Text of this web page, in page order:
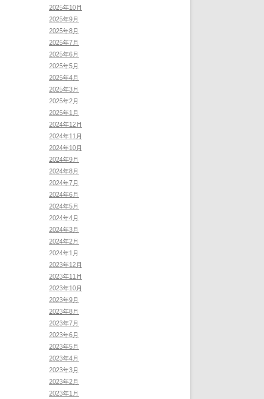
2025年10月
2025年9月
2025年8月
2025年7月
2025年6月
2025年5月
2025年4月
2025年3月
2025年2月
2025年1月
2024年12月
2024年11月
2024年10月
2024年9月
2024年8月
2024年7月
2024年6月
2024年5月
2024年4月
2024年3月
2024年2月
2024年1月
2023年12月
2023年11月
2023年10月
2023年9月
2023年8月
2023年7月
2023年6月
2023年5月
2023年4月
2023年3月
2023年2月
2023年1月